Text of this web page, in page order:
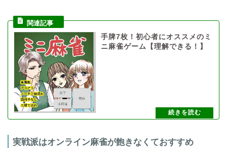
手牌7枚！初心者にオススメのミ
ニ麻雀ゲーム【理解できる！】
実戦派はオンライン麻雀が飽きなくておすすめ